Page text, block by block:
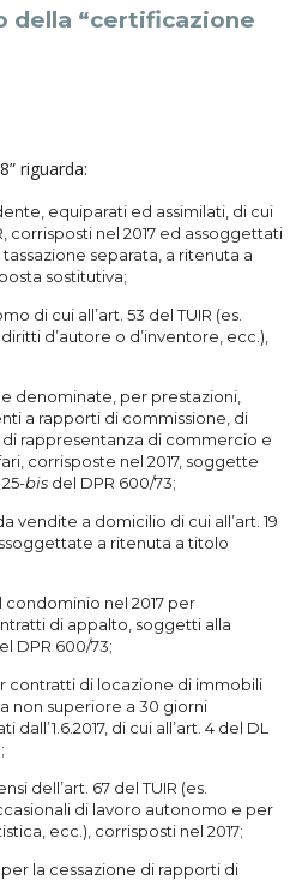
della “certificazione
riguarda:
equiparati ed assimilati, di cui
corrisposti nel 2017 ed assoggettati
separata, a ritenuta a
sostitutiva;
di cui all’art. 53 del TUIR (es.
d’autore o d’inventore, ecc.),
denominate, per prestazioni,
a rapporti di commissione, di
rappresentanza di commercio e
corrisposte nel 2017, soggette
bis del DPR 600/73;
vendite a domicilio di cui all’art. 19
a ritenuta a titolo
nel 2017 per
di appalto, soggetti alla
DPR 600/73;
contratti di locazione di immobili
non superiore a 30 giorni
dall’1.6.2017, di cui all’art. 4 del DL
dell’art. 67 del TUIR (es.
di lavoro autonomo e per
ecc.), corrisposti nel 2017;
la cessazione di rapporti di